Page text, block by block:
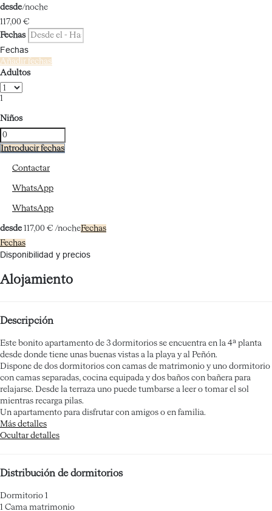
desde/noche
117,00 €
Fechas
Fechas
Añadir fechas
Adultos
1
Niños
Introducir fechas
Contactar
WhatsApp
WhatsApp
desde 117,00 € /nocheFechas
Fechas
Disponibilidad y precios
Alojamiento
Descripción
Este bonito apartamento de 3 dormitorios se encuentra en la 4ª planta
desde donde tiene unas buenas vistas a la playa y al Peñón.
Dispone de dos dormitorios con camas de matrimonio y uno dormitorio
con camas separadas, cocina equipada y dos baños con bañera para
relajarse. Desde la terraza uno puede tumbarse a leer o tomar el sol
mientras recarga pilas.
Un apartamento para disfrutar con amigos o en familia.
Más detalles
Ocultar detalles
Distribución de dormitorios
Dormitorio 1
1 Cama matrimonio